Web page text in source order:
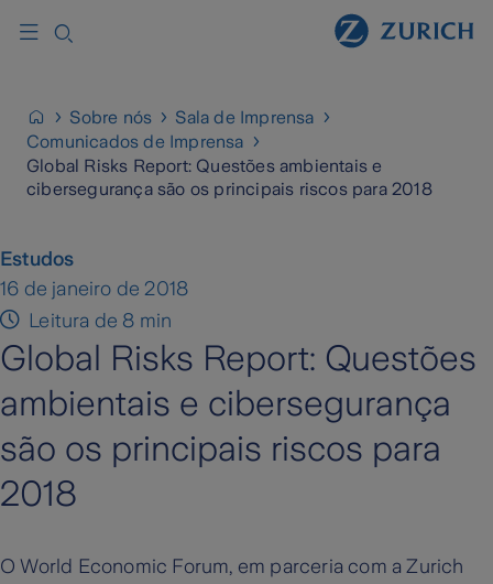
Sobre nós
Sala de Imprensa
Comunicados de Imprensa
Global Risks Report: Questões ambientais e
cibersegurança são os principais riscos para 2018
Estudos
16 de janeiro de 2018
Leitura de 8 min
Global Risks Report: Questões
ambientais e cibersegurança
são os principais riscos para
2018
O World Economic Forum, em parceria com a Zurich